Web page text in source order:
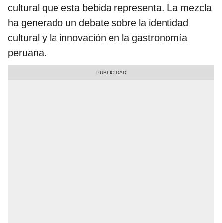
cultural que esta bebida representa. La mezcla
ha generado un debate sobre la identidad
cultural y la innovación en la gastronomía
peruana.